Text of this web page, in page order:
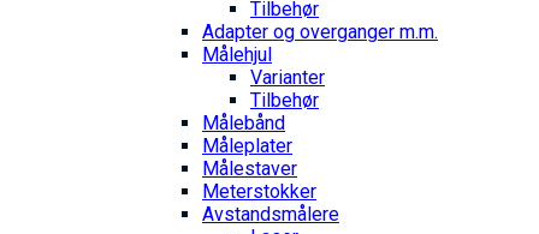
Tilbehør
Adapter og overganger m.m.
Målehjul
Varianter
Tilbehør
Målebånd
Måleplater
Målestaver
Meterstokker
Avstandsmålere